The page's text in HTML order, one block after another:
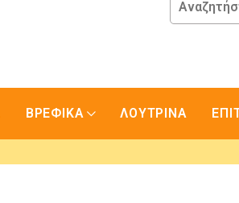
ΒΡΕΦΙΚΑ ΛΟΥΤΡΙΝΑ